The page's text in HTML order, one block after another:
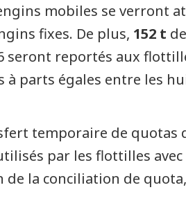
mobiles se verront
fixes. De plus, 152 t
seront reportés aux
à parts égales entre les
temporaire de quotas
par les flottilles
la conciliation de